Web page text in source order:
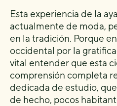
Esta experiencia de la
actualmente de moda,
en la tradición. Porque
occidental por la
vital entender que esta
comprensión completa
dedicada de estudio,
de hecho, pocos